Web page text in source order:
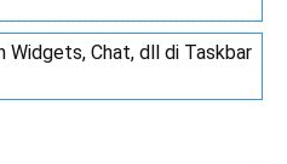
Widgets, Chat, dll di Taskbar